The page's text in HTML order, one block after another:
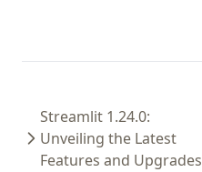
Streamlit 1.24.0:
Unveiling the Latest
Features and Upgrades